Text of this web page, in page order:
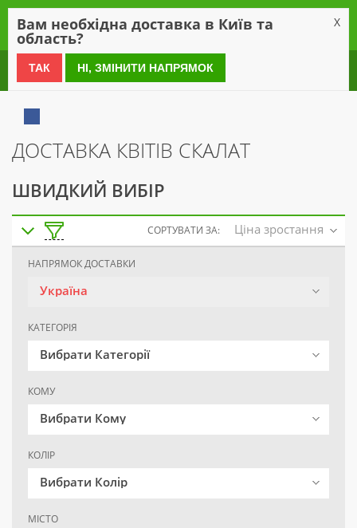
0 800 21 54 55
ДОСТАВКА КВІТІВ СКАЛАТ
ШВИДКИЙ ВИБІР
СОРТУВАТИ ЗА: Ціна зростання
НАПРЯМОК ДОСТАВКИ
Україна
КАТЕГОРІЯ
Вибрати Категорії
КОМУ
Вибрати Кому
КОЛІР
Вибрати Колір
МІСТО
Вам необхідна доставка в Київ та
область?
X
ТАК НІ, ЗМІНИТИ НАПРЯМОК